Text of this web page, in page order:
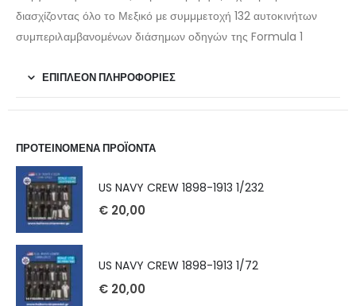
διασχίζοντας όλο το Μεξικό με συμμμετοχή 132 αυτοκινήτων
συμπεριλαμβανομένων διάσημων οδηγών της Formula 1
ΕΠΙΠΛΈΟΝ ΠΛΗΡΟΦΟΡΊΕΣ
ΠΡΟΤΕΙΝΟΜΕΝΑ ΠΡΟΪΟΝΤΑ
US NAVY CREW 1898-1913 1/232
€ 20,00
US NAVY CREW 1898-1913 1/72
€ 20,00